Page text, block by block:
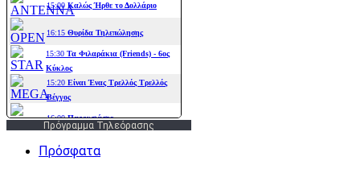
Πρόγραμμα Τηλεόρασης
Πρόσφατα